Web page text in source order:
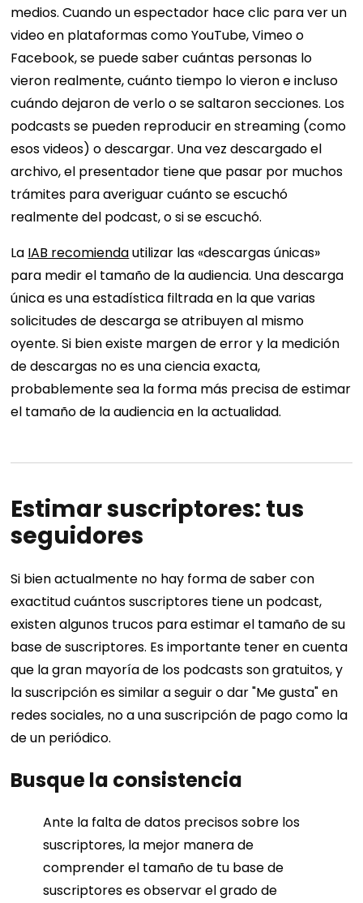
medios. Cuando un espectador hace clic para ver un
video en plataformas como YouTube, Vimeo o
Facebook, se puede saber cuántas personas lo
vieron realmente, cuánto tiempo lo vieron e incluso
cuándo dejaron de verlo o se saltaron secciones. Los
podcasts se pueden reproducir en streaming (como
esos videos) o descargar. Una vez descargado el
archivo, el presentador tiene que pasar por muchos
trámites para averiguar cuánto se escuchó
realmente del podcast, o si se escuchó.
La IAB recomiendautilizar las «descargas únicas»
para medir el tamaño de la audiencia. Una descarga
única es una estadística filtrada en la que varias
solicitudes de descarga se atribuyen al mismo
oyente. Si bien existe margen de error y la medición
de descargas no es una ciencia exacta,
probablemente sea la forma más precisa de estimar
el tamaño de la audiencia en la actualidad.
Estimar suscriptores: tus
seguidores
Si bien actualmente no hay forma de saber con
exactitud cuántos suscriptores tiene un podcast,
existen algunos trucos para estimar el tamaño de su
base de suscriptores. Es importante tener en cuenta
que la gran mayoría de los podcasts son gratuitos, y
la suscripción es similar a seguir o dar "Me gusta" en
redes sociales, no a una suscripción de pago como la
de un periódico.
Busque la consistencia
Ante la falta de datos precisos sobre los
suscriptores, la mejor manera de
comprender el tamaño de tu base de
suscriptores es observar el grado de